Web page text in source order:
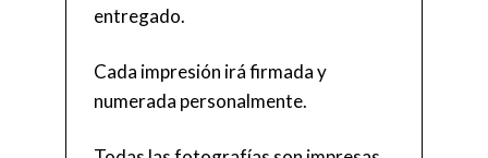
entregado.
Cada impresión irá firmada y
numerada personalmente.